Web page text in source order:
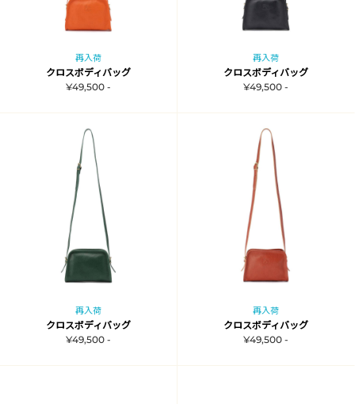
再入荷
クロスボディバッグ
¥49,500 -
再入荷
クロスボディバッグ
¥49,500 -
再入荷
クロスボディバッグ
¥49,500 -
再入荷
クロスボディバッグ
¥49,500 -